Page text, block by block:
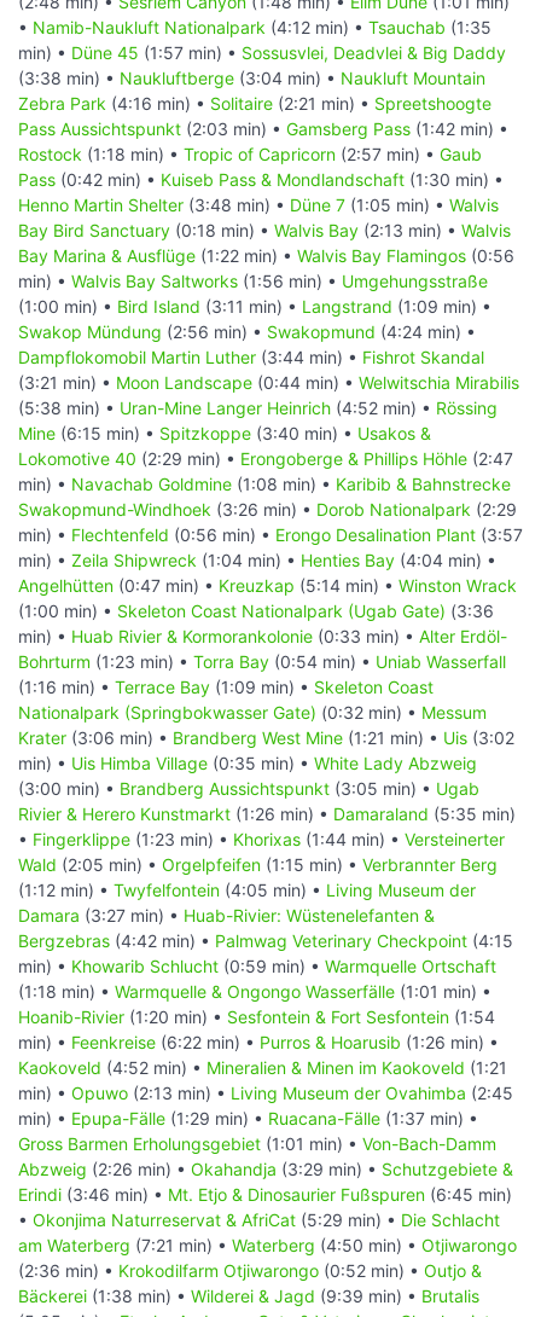
• Namib-Naukluft Nationalpark (4:12 min) • Tsauchab (1:35
min) • Düne 45 (1:57 min) • Sossusvlei, Deadvlei & Big Daddy
(3:38 min) • Naukluftberge (3:04 min) • Naukluft Mountain
Zebra Park (4:16 min) • Solitaire (2:21 min) • Spreetshoogte
Pass Aussichtspunkt (2:03 min) • Gamsberg Pass (1:42 min) •
Rostock (1:18 min) • Tropic of Capricorn (2:57 min) • Gaub
Pass (0:42 min) • Kuiseb Pass & Mondlandschaft (1:30 min) •
Henno Martin Shelter (3:48 min) • Düne 7 (1:05 min) • Walvis
Bay Bird Sanctuary (0:18 min) • Walvis Bay (2:13 min) • Walvis
Bay Marina & Ausflüge (1:22 min) • Walvis Bay Flamingos (0:56
min) • Walvis Bay Saltworks (1:56 min) • Umgehungsstraße
(1:00 min) • Bird Island (3:11 min) • Langstrand (1:09 min) •
Swakop Mündung (2:56 min) • Swakopmund (4:24 min) •
Dampflokomobil Martin Luther (3:44 min) • Fishrot Skandal
(3:21 min) • Moon Landscape (0:44 min) • Welwitschia Mirabilis
(5:38 min) • Uran-Mine Langer Heinrich (4:52 min) • Rössing
Mine (6:15 min) • Spitzkoppe (3:40 min) • Usakos &
Lokomotive 40 (2:29 min) • Erongoberge & Phillips Höhle (2:47
min) • Navachab Goldmine (1:08 min) • Karibib & Bahnstrecke
Swakopmund-Windhoek (3:26 min) • Dorob Nationalpark (2:29
min) • Flechtenfeld (0:56 min) • Erongo Desalination Plant (3:57
min) • Zeila Shipwreck (1:04 min) • Henties Bay (4:04 min) •
Angelhütten (0:47 min) • Kreuzkap (5:14 min) • Winston Wrack
(1:00 min) • Skeleton Coast Nationalpark (Ugab Gate) (3:36
min) • Huab Rivier & Kormorankolonie (0:33 min) • Alter Erdöl-
Bohrturm (1:23 min) • Torra Bay (0:54 min) • Uniab Wasserfall
(1:16 min) • Terrace Bay (1:09 min) • Skeleton Coast
Nationalpark (Springbokwasser Gate) (0:32 min) • Messum
Krater (3:06 min) • Brandberg West Mine (1:21 min) • Uis (3:02
min) • Uis Himba Village (0:35 min) • White Lady Abzweig
(3:00 min) • Brandberg Aussichtspunkt (3:05 min) • Ugab
Rivier & Herero Kunstmarkt (1:26 min) • Damaraland (5:35 min)
• Fingerklippe (1:23 min) • Khorixas (1:44 min) • Versteinerter
Wald (2:05 min) • Orgelpfeifen (1:15 min) • Verbrannter Berg
(1:12 min) • Twyfelfontein (4:05 min) • Living Museum der
Damara (3:27 min) • Huab-Rivier: Wüstenelefanten &
Bergzebras (4:42 min) • Palmwag Veterinary Checkpoint (4:15
min) • Khowarib Schlucht (0:59 min) • Warmquelle Ortschaft
(1:18 min) • Warmquelle & Ongongo Wasserfälle (1:01 min) •
Hoanib-Rivier (1:20 min) • Sesfontein & Fort Sesfontein (1:54
min) • Feenkreise (6:22 min) • Purros & Hoarusib (1:26 min) •
Kaokoveld (4:52 min) • Mineralien & Minen im Kaokoveld (1:21
min) • Opuwo (2:13 min) • Living Museum der Ovahimba (2:45
min) • Epupa-Fälle (1:29 min) • Ruacana-Fälle (1:37 min) •
Gross Barmen Erholungsgebiet (1:01 min) • Von-Bach-Damm
Abzweig (2:26 min) • Okahandja (3:29 min) • Schutzgebiete &
Erindi (3:46 min) • Mt. Etjo & Dinosaurier Fußspuren (6:45 min)
• Okonjima Naturreservat & AfriCat (5:29 min) • Die Schlacht
am Waterberg (7:21 min) • Waterberg (4:50 min) • Otjiwarongo
(2:36 min) • Krokodilfarm Otjiwarongo (0:52 min) • Outjo &
Bäckerei (1:38 min) • Wilderei & Jagd (9:39 min) • Brutalis